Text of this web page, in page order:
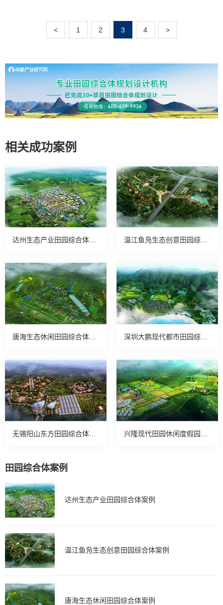
< 1 2 3 4 >
相关成功案例
达州生态产业田园综合体案例 温江鱼凫生态创意田园综合体案例
田园综合体案例
达州生态产业田园综合体案例
温江鱼凫生态创意田园综合体案例
唐海生态休闲田园综合体案例